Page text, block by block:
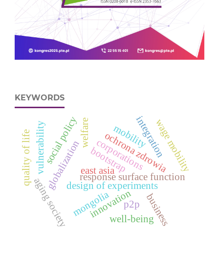
KEYWORDS
design of experiments
response surface function
bootstrap
ochrona zdrowia
integration
business
globalization corporations
innovation
aging society
east asia
social policy
quality of life welfare
well-being
mongolia
vulnerability
p2p
wage mobility
mobility